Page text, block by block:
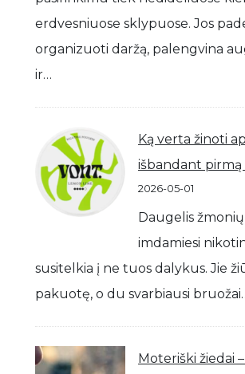
erdvesniuose sklypuose. Jos
organizuoti daržą, palengvina
ir…
Ką verta žinoti
išbandant pirmą
2026-05-01
Daugelis
imdamiesi
susitelkia į ne tuos dalykus. Jie
pakuotę, o du svarbiausi
Moteriški žiedai